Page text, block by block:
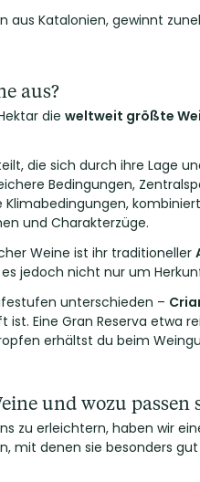
aus Katalonien, gewinnt
aus?
die weltweit größte
die sich durch ihre Lage
Bedingungen,
und Charakterzüge.
Weine ist ihr traditioneller
jedoch nicht nur um
unterschieden –
ist. Eine Gran Reserva
erhältst du beim
und wozu passen
zu erleichtern, haben wir
mit denen sie besonders